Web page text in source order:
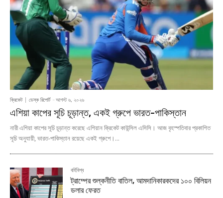
ক্রিকেট ডেস্ক রিপোর্ট - আগস্ট ৬, ২০২৬
এশিয়া কাপের সূচি চূড়ান্ত, একই গ্রুপে ভারত-পাকিস্তান
নারী এশিয়া কাপের সূচি চূড়ান্ত করেছে এশিয়ান ক্রিকেট কাউন্সিল এসিসি। আজ বৃহস্পতিবার প্রকাশিত
সূচি অনুযায়ী, ভারত-পাকিস্তান রয়েছে একই গ্রুপে।...
বর্হিবিশ্ব
ট্রাম্পের শুল্কনীতি বাতিল, আমদানিকারকদের ১০০ বিলিয়ন
ডলার ফেরত